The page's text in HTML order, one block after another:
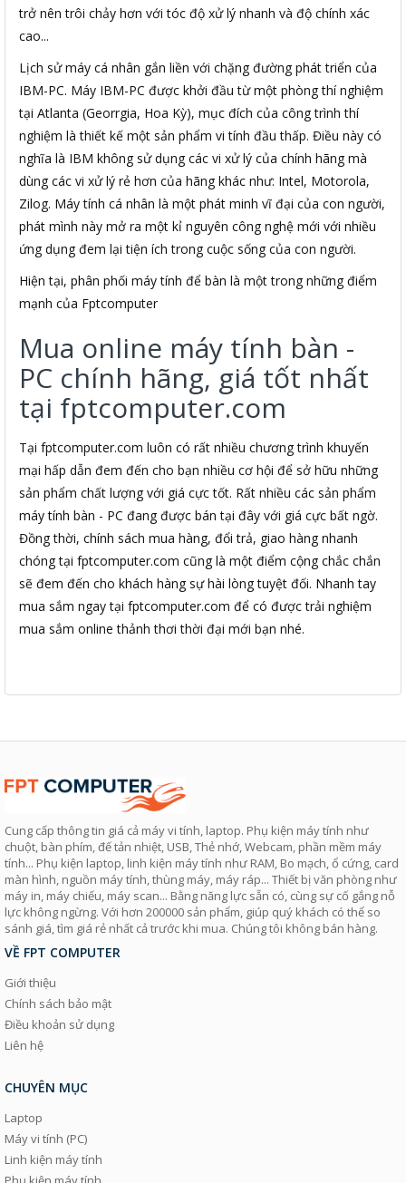
trở nên trôi chảy hơn với tóc độ xử lý nhanh và độ chính xác
cao...
Lịch sử máy cá nhân gắn liền với chặng đường phát triển của
IBM-PC. Máy IBM-PC được khởi đầu từ một phòng thí nghiệm
tại Atlanta (Georrgia, Hoa Kỳ), mục đích của công trình thí
nghiệm là thiết kế một sản phẩm vi tính đầu thấp. Điều này có
nghĩa là IBM không sử dụng các vi xử lý của chính hãng mà
dùng các vi xử lý rẻ hơn của hãng khác như: Intel, Motorola,
Zilog. Máy tính cá nhân là một phát minh vĩ đại của con người,
phát mình này mở ra một kỉ nguyên công nghệ mới với nhiều
ứng dụng đem lại tiện ích trong cuộc sống của con người.
Hiện tại, phân phối máy tính để bàn là một trong những điểm
mạnh của Fptcomputer
Mua online máy tính bàn -
PC chính hãng, giá tốt nhất
tại fptcomputer.com
Tại fptcomputer.com luôn có rất nhiều chương trình khuyến
mại hấp dẫn đem đến cho bạn nhiều cơ hội để sở hữu những
sản phẩm chất lượng với giá cực tốt. Rất nhiều các sản phẩm
máy tính bàn - PC đang được bán tại đây với giá cực bất ngờ.
Đồng thời, chính sách mua hàng, đổi trả, giao hàng nhanh
chóng tại fptcomputer.com cũng là một điểm cộng chắc chắn
sẽ đem đến cho khách hàng sự hài lòng tuyệt đối. Nhanh tay
mua sắm ngay tại fptcomputer.com để có được trải nghiệm
mua sắm online thảnh thơi thời đại mới bạn nhé.
Cung cấp thông tin giá cả máy vi tính, laptop. Phụ kiện máy tính như
chuột, bàn phím, đế tản nhiệt, USB, Thẻ nhớ, Webcam, phần mềm máy
tính... Phụ kiện laptop, linh kiện máy tính như RAM, Bo mạch, ổ cứng, card
màn hình, nguồn máy tính, thùng máy, máy ráp... Thiết bị văn phòng như
máy in, máy chiếu, máy scan... Bằng năng lực sẵn có, cùng sự cố gắng nỗ
lực không ngừng. Với hơn 200000 sản phẩm, giúp quý khách có thể so
sánh giá, tìm giá rẻ nhất cả trước khi mua. Chúng tôi không bán hàng.
VỀ FPT COMPUTER
Giới thiệu
Chính sách bảo mật
Điều khoản sử dụng
Liên hệ
CHUYÊN MỤC
Laptop
Máy vi tính (PC)
Linh kiện máy tính